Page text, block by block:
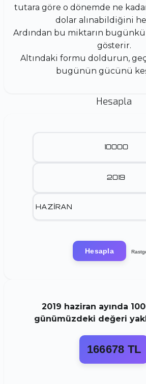
tutara göre o dönemde ne
dolar alınabildiğini
Ardından bu miktarın
gösterir.
Altındaki formu doldurun,
bugünün gücünü
Hesapla
Hesapla
2019 haziran ayında
günümüzdeki değeri
166678 TL